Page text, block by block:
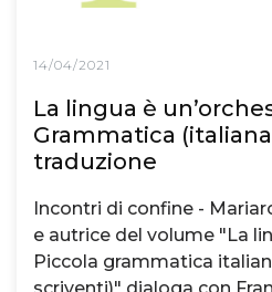
14/04/2021
La lingua è
Grammatica
traduzione
Incontri di confine -
e autrice del volume "La
Piccola grammatica